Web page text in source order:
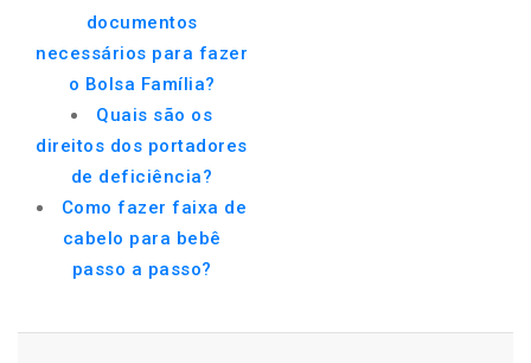
documentos
necessários para fazer
o Bolsa Família?
Quais são os
direitos dos portadores
de deficiência?
Como fazer faixa de
cabelo para bebê
passo a passo?